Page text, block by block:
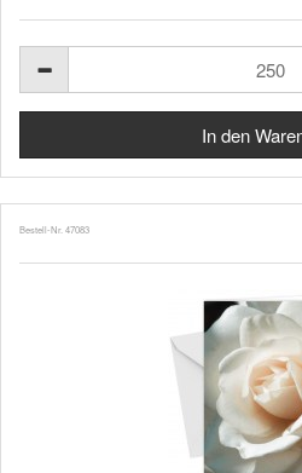
Bestell-Nr. 47083